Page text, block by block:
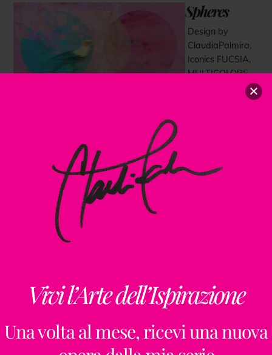
Vivi l’Arte dell’Ispirazione
Una volta al mese, ricevi una nuova
Spheres
Design by
ClaudiaPalmira,
Iconics FUCSIA,
MULTICOLORE,
TONDO,
Ancient
TURCHESE,